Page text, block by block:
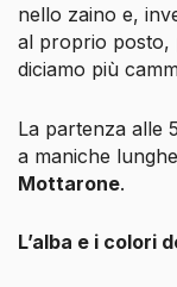
nello zaino e,
al proprio posto,
diciamo più
La partenza alle
a maniche
Mottarone.
L’alba e i